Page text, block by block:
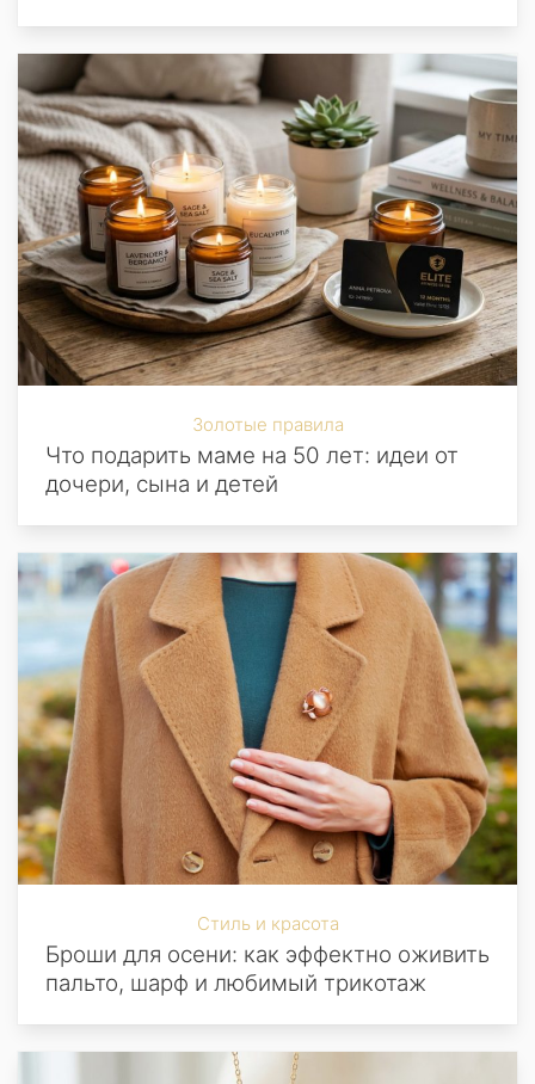
Золотые правила
Что подарить маме на 50 лет: идеи от
дочери, сына и детей
Стиль и красота
Броши для осени: как эффектно оживить
пальто, шарф и любимый трикотаж